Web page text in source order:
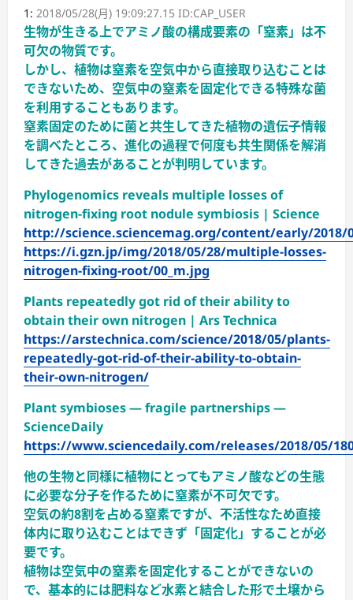
1: 2018/05/28(月) 19:09:27.15 ID:CAP_USER
生物が生きる上でアミノ酸の構成要素の「窒素」は不
可欠の物質です。
しかし、植物は窒素を空気中から直接取り込むことは
できないため、空気中の窒素を固定化できる特殊な菌
を利用することもあります。
窒素固定のために菌と共生してきた植物の遺伝子情報
を調べたところ、進化の過程で何度も共生関係を解消
してきた過去があることが判明しています。
Phylogenomics reveals multiple losses of
nitrogen-fixing root nodule symbiosis | Science
http://science.sciencemag.org/content/early/2018/
https://i.gzn.jp/img/2018/05/28/multiple-losses-
nitrogen-fixing-root/00_m.jpg
Plants repeatedly got rid of their ability to
obtain their own nitrogen | Ars Technica
https://arstechnica.com/science/2018/05/plants-
repeatedly-got-rid-of-their-ability-to-obtain-
their-own-nitrogen/
Plant symbioses — fragile partnerships —
ScienceDaily
https://www.sciencedaily.com/releases/2018/05/
他の生物と同様に植物にとってもアミノ酸などの生態
に必要な分子を作るために窒素が不可欠です。
空気の約8割を占める窒素ですが、不活性なため直接
体内に取り込むことはできず「固定化」することが必
要です。
植物は空気中の窒素を固定化することができないの
で、基本的には肥料など水素と結合した形で土壌から